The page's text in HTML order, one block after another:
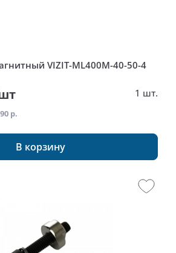
VIZIT-ML400М-40-50-4
1 шт.
р.
В корзину